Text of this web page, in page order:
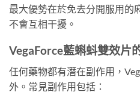
最大優勢在於免去分開服用的
不會互相干擾。
VegaForce藍蝌蚪雙效片
任何藥物都有潛在副作用，
外。常見副作用包括：